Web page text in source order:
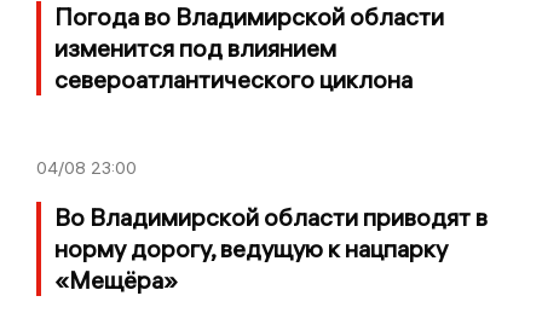
Погода во Владимирской области
изменится под влиянием
североатлантического циклона
04/08 23:00
Во Владимирской области приводят в
норму дорогу, ведущую к нацпарку
«Мещёра»